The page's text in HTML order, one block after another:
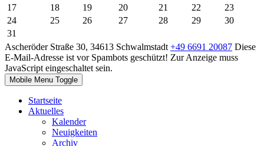
17 18 19 20 21 22
23
24
25 26 27 28 29
30
31
Ascheröder Straße 30, 34613 Schwalmstadt +49 6691 20087 Diese
E-Mail-Adresse ist vor Spambots geschützt! Zur Anzeige muss
JavaScript eingeschaltet sein.
Mobile Menu Toggle
Startseite
Aktuelles
Kalender
Neuigkeiten
Archiv